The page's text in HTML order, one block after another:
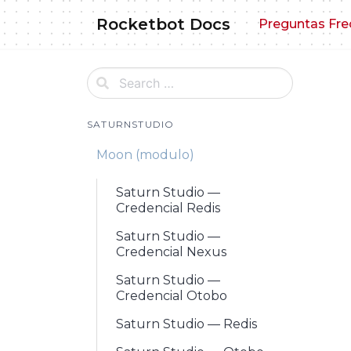
Skip
to
content
Rocketbot Docs Preguntas
SATURNSTUDIO
Moon (modulo)
Saturn Studio —
Credencial Redis
Saturn Studio —
Credencial Nexus
Saturn Studio —
Credencial Otobo
Saturn Studio — Redis